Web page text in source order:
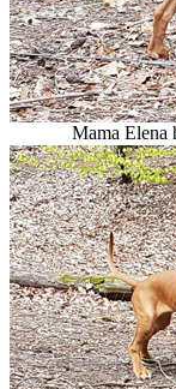
Mama Elena